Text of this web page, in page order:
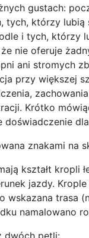
gustach:
tych, którzy lubią
i tych, którzy
nie oferuje
ani stromych
przy większej
Krótko
doświadczenie
znakami na
kształt kropli
jazdy.
wskazana trasa
namalowano
dwóch pętli: